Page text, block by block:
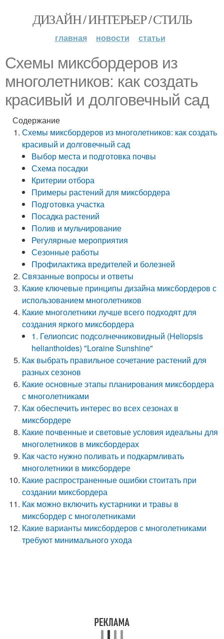
ДИЗАЙН / ИНТЕРЬЕР / СТИЛЬ
главная новости статьи
Схемы миксбордеров из
многолетников: как создать
красивый и долговечный сад
Содержание
Схемы миксбордеров из многолетников: как создать
красивый и долговечный сад
Выбор места и подготовка почвы
Схема посадки
Критерии отбора
Примеры растений для миксбордера
Подготовка участка
Посадка растений
Полив и мульчирование
Регулярные мероприятия
Сезонные работы
Профилактика вредителей и болезней
Связанные вопросы и ответы
Какие ключевые принципы дизайна миксбордеров с
использованием многолетников
Какие многолетники лучше всего подходят для
создания яркого миксбордера
1. Гелиопсис подсолнечниковидный (Heliopsis
helianthoides) "Loraine Sunshine"
Как выбрать правильное сочетание растений для
разных сезонов
Какие основные этапы планирования миксбордера
с многолетниками
Как обеспечить интерес во всех сезонах в
миксбордере
Какие почвенные и световые условия идеальны для
многолетников в миксбордерах
Как часто нужно поливать и подкармливать
многолетники в миксбордере
Какие распространенные ошибки стоитать при
создании миксбордера
Как можно включить кустарники и травы в
миксбордер с многолетниками
Какие варианты миксбордеров с многолетниками
требуют минимального ухода